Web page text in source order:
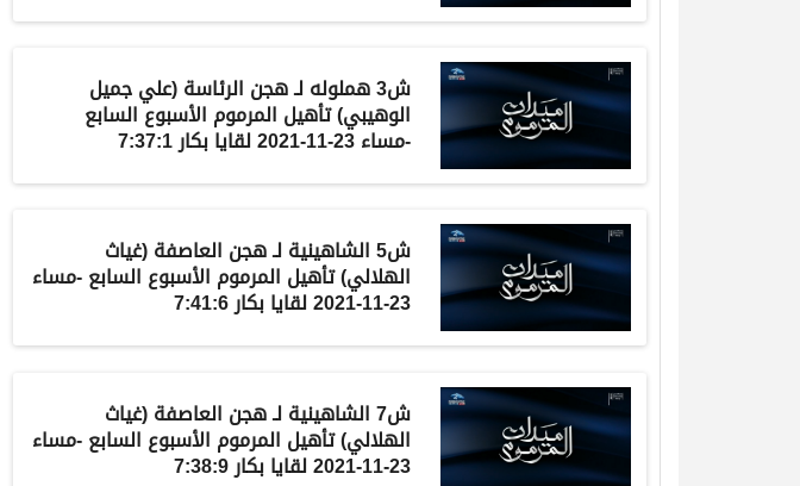
ش3 هملولهلـهجن الرئاسة (علي جميل
الوهيبي) تأهيل المرموم الأسبوع السابع
-مساء 23-11-2021 لقايا بكار 7:37:1
ش5 الشاهينيةلـهجن العاصفة(غياث
الهلالي) تأهيل المرموم الأسبوع السابع -مساء
23-11-2021 لقايا بكار 7:41:6
ش7 الشاهينيةلـهجن العاصفة(غياث
الهلالي) تأهيل المرموم الأسبوع السابع -مساء
23-11-2021 لقايا بكار 7:38:9